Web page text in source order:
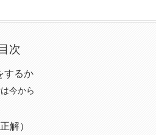
次
するか
今から
解）